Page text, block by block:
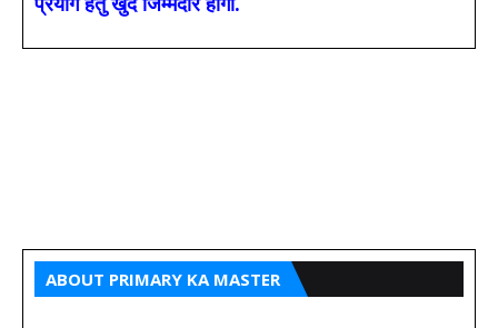
ABOUT PRIMARY KA MASTER